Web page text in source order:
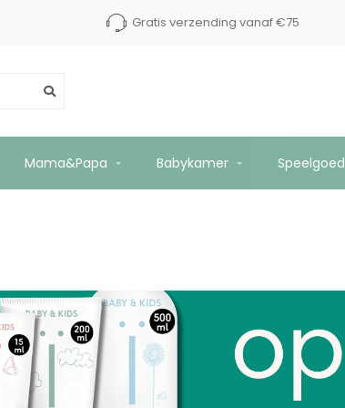
Gratis verzending vanaf €75
Mama&Papa Babykamer Speelgoed